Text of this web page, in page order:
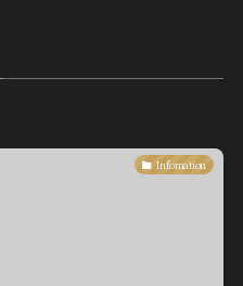
Infomation